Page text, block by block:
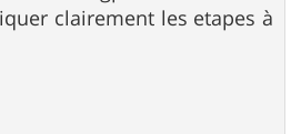
clairement les etapes à